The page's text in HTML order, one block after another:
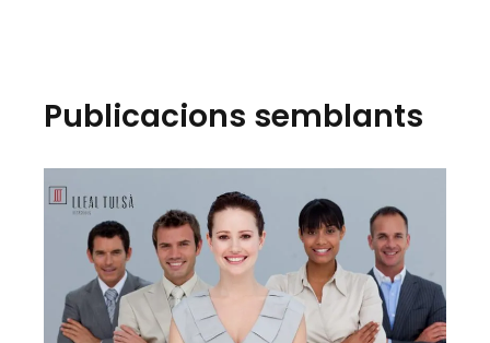
Publicacions semblants